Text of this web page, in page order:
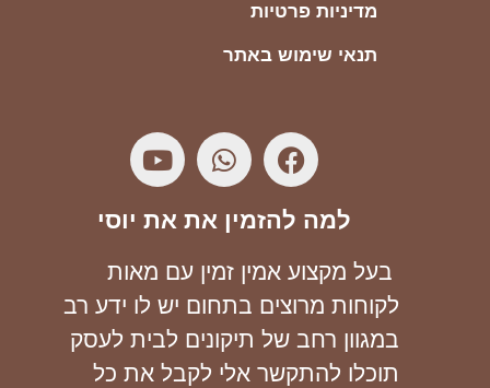
מדיניות פרטיות
תנאי שימוש באתר
למה להזמין את את יוסי
בעל מקצוע אמין זמין עם מאות
לקוחות מרוצים בתחום יש לו ידע רב
במגוון רחב של תיקונים לבית לעסק
תוכלו להתקשר אלי לקבל את כל